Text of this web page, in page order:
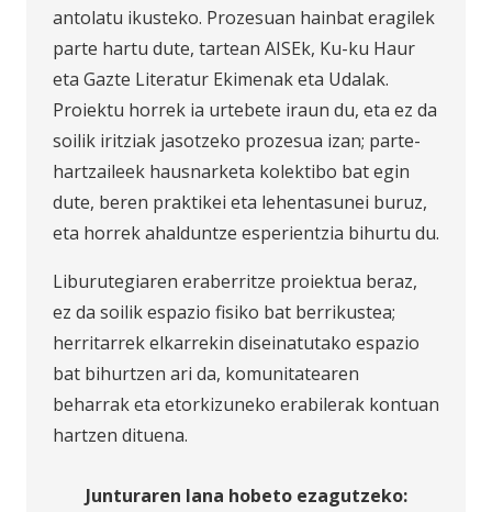
antolatu ikusteko. Prozesuan hainbat eragilek
parte hartu dute, tartean AISEk, Ku-ku Haur
eta Gazte Literatur Ekimenak eta Udalak.
Proiektu horrek ia urtebete iraun du, eta ez da
soilik iritziak jasotzeko prozesua izan; parte-
hartzaileek hausnarketa kolektibo bat egin
dute, beren praktikei eta lehentasunei buruz,
eta horrek ahalduntze esperientzia bihurtu du.
Liburutegiaren eraberritze proiektua beraz,
ez da soilik espazio fisiko bat berrikustea;
herritarrek elkarrekin diseinatutako espazio
bat bihurtzen ari da, komunitatearen
beharrak eta etorkizuneko erabilerak kontuan
hartzen dituena.
Junturaren lana hobeto ezagutzeko: